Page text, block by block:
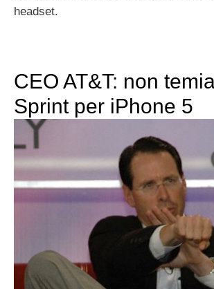
headset.
CEO AT&T: non
Sprint per iPhone 5